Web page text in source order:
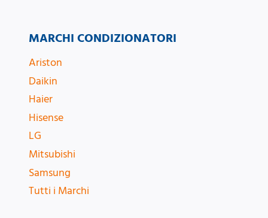
MARCHI CONDIZIONATORI
Ariston
Daikin
Haier
Hisense
LG
Mitsubishi
Samsung
Tutti i Marchi